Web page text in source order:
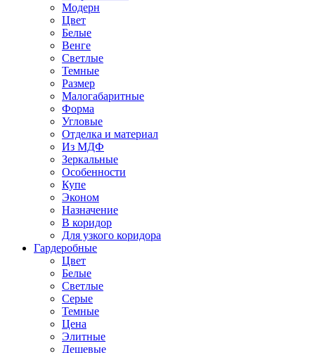
Модерн
Цвет
Белые
Венге
Светлые
Темные
Размер
Малогабаритные
Форма
Угловые
Отделка и материал
Из МДФ
Зеркальные
Особенности
Купе
Эконом
Назначение
В коридор
Для узкого коридора
Гардеробные
Цвет
Белые
Светлые
Серые
Темные
Цена
Элитные
Дешевые